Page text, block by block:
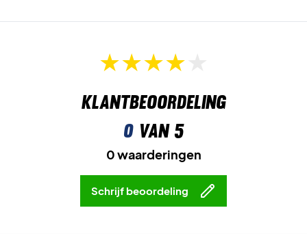
Klantbeoordeling
0van 5
0 waarderingen
Schrijf beoordeling